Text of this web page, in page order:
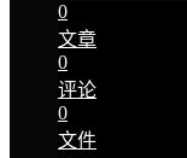
0
文章
0
评论
0
文件